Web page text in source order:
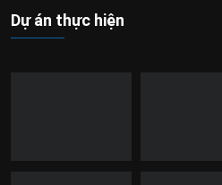
Dự án thực hiện